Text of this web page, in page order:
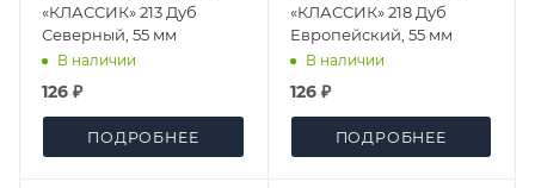
«КЛАССИК» 213 Дуб
Северный, 55 мм
В наличии
126 ₽
ПОДРОБНЕЕ
«КЛАССИК» 218 Дуб
Европейский, 55 мм
В наличии
126 ₽
ПОДРОБНЕЕ